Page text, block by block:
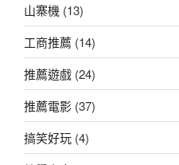
山寨機 (13)
工商推薦 (14)
推薦遊戲 (24)
推薦電影 (37)
搞笑好玩 (4)